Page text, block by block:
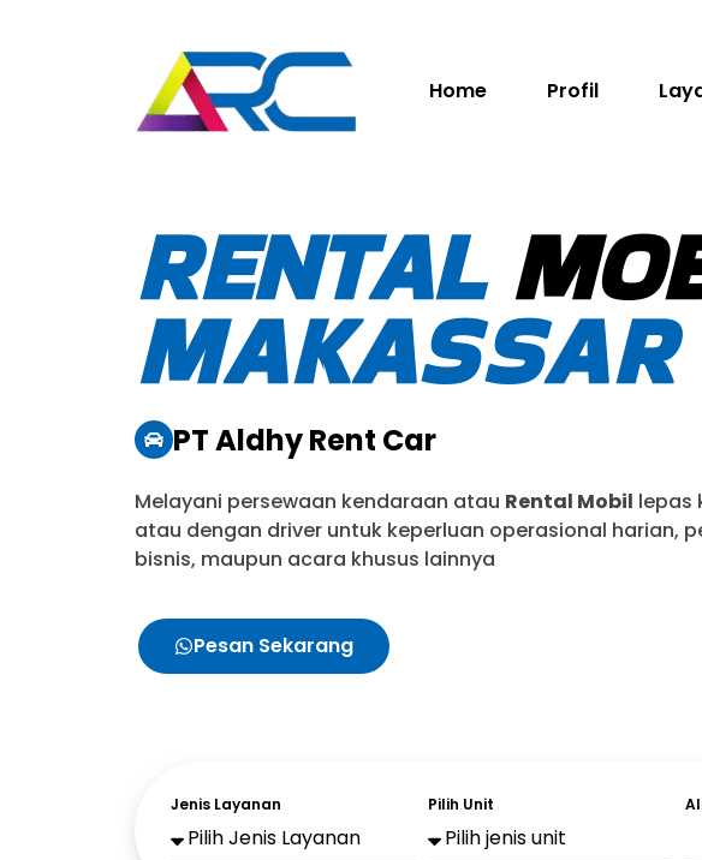
Home Profil
RENTAL
MAKASSAR
PT Aldhy Rent Car
Melayani persewaan kendaraan atau Rental Mobil lepas
atau dengan driver untuk keperluan operasional harian,
bisnis, maupun acara khusus lainnya
Pesan Sekarang
Jenis Layanan Pilih Unit